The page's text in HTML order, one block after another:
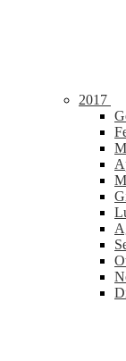
2017